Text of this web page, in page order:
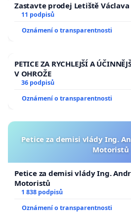
Zastavte prodej Letiště Václava
11 podpisů
Oznámení o transparentnosti
PETICE ZA RYCHLEJŠÍ A
V OHROŽE
36 podpisů
Oznámení o transparentnosti
Petice za demisi vlády Ing.
Motoristů
Petice za demisi vlády Ing.
Motoristů
1 838 podpisů
Oznámení o transparentnosti